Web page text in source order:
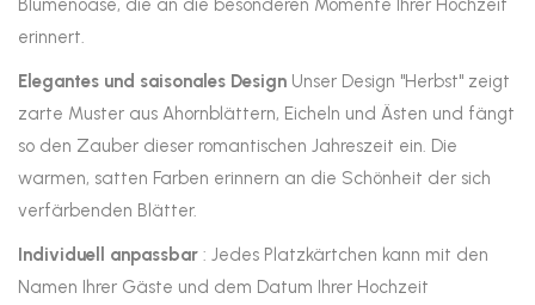
Blumenoase, die an die besonderen Momente Ihrer Hochzeit
erinnert.
Elegantes und saisonales Design Unser Design "Herbst" zeigt
zarte Muster aus Ahornblättern, Eicheln und Ästen und fängt
so den Zauber dieser romantischen Jahreszeit ein. Die
warmen, satten Farben erinnern an die Schönheit der sich
verfärbenden Blätter.
Individuell anpassbar : Jedes Platzkärtchen kann mit den
Namen Ihrer Gäste und dem Datum Ihrer Hochzeit